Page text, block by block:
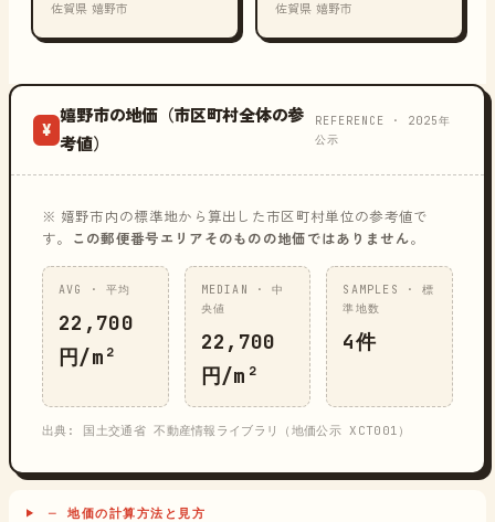
佐賀県 嬉野市 佐賀県 嬉野市
¥
嬉野市の地価（市区町村全体の参
考値）
REFERENCE · 2025年
公示
※ 嬉野市内の標準地から算出した市区町村単位の参考値で
す。
この郵便番号エリアそのものの地価ではありません。
AVG · 平均
22,700
円/m²
MEDIAN · 中
央値
22,700
円/m²
SAMPLES · 標
準地数
4件
出典: 国土交通省 不動産情報ライブラリ（地価公示 XCT001）
─ 地価の計算方法と見方